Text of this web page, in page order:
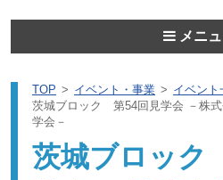
メニ
TOP イベント・事業
イベント
茨城ブロック 第54回見学会 －株
学会－
茨城ブロッ